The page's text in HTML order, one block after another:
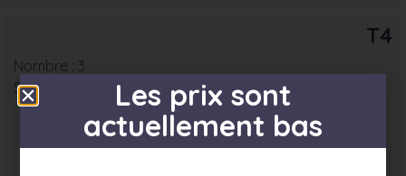
T4
Nombre : 3
Surface moyenne : 67 m²
Prix mini Prix moyen Prix max
Les prix sont
actuellement bas